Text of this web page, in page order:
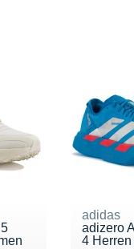
adidas
adizero
4